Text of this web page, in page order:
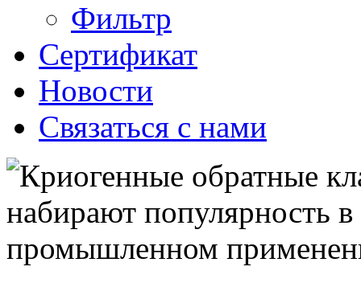
Фильтр
Сертификат
Новости
Связаться с нами